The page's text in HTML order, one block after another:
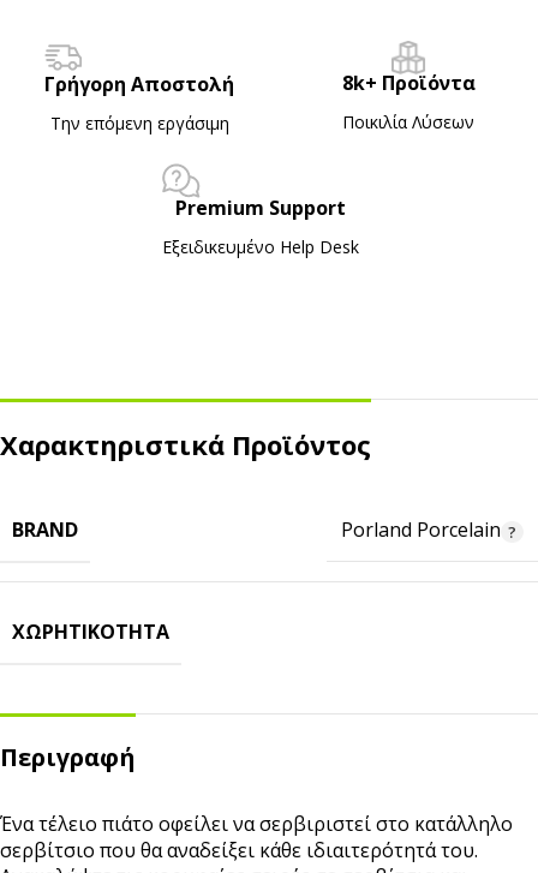
Γρήγορη Αποστολή
Την επόμενη εργάσιμη
8k+ Προϊόντα
Ποικιλία Λύσεων
Premium Support
Εξειδικευμένο Ηelp Desk
Χαρακτηριστικά Προϊόντος
BRAND Porland Porcelain
ΧΩΡΗΤΙΚΌΤΗΤΑ
Περιγραφή
Ένα τέλειο πιάτο οφείλει να σερβιριστεί στο κατάλληλο
σερβίτσιο που θα αναδείξει κάθε ιδιαιτερότητά του.